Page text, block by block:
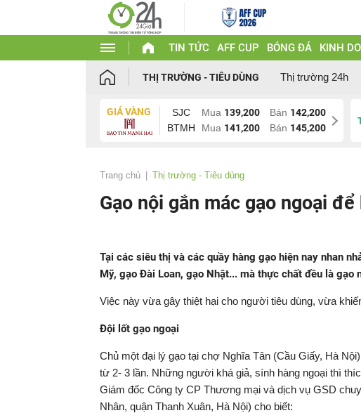
TIN TỨC AFF CUP BÓNG ĐÁ KINH
THỊ TRƯỜNG - TIÊU DÙNG Thị trường 24h
GIÁ VÀNG SJC Mua 139,200 Bán 142,200
BTMH
Mua 141,200 Bán 145,200
Trang chủ Thị trường - Tiêu dùng
Gạo nội gắn mác gạo ngoại để
Tại các siêu thị và các quầy hàng gạo hiện nay nhan
Mỹ, gạo Đài Loan, gạo Nhật... mà thực chất đều là gạo
Việc này vừa gây thiệt hại cho người tiêu dùng, vừa
Đội lốt gạo ngoại
Chủ một đại lý gạo tại chợ Nghĩa Tân (Cầu Giấy, Hà
từ 2- 3 lần. Những người khá giả, sính hàng ngoại thì
Giám đốc Công ty CP Thương mại và dịch vụ GSD
Nhân, quận Thanh Xuân, Hà Nội) cho biết: